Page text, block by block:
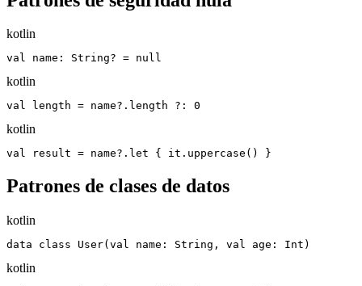
kotlin
val name: String? = null
kotlin
val length = name?.length ?: 0
kotlin
val result = name?.let { it.uppercase() }
Patrones de clases de datos
kotlin
data class User(val name: String, val age: Int)
kotlin